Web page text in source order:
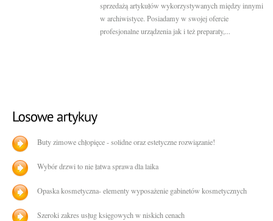
sprzedażą artykułów wykorzystywanych między innymi
w archiwistyce. Posiadamy w swojej ofercie
profesjonalne urządzenia jak i też preparaty,...
Buty zimowe chłopięce - solidne oraz estetyczne rozwiązanie!
Wybór drzwi to nie łatwa sprawa dla laika
Opaska kosmetyczna- elementy wyposażenie gabinetów kosmetycznych
Szeroki zakres usług księgowych w niskich cenach